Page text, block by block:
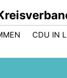
CDU IN